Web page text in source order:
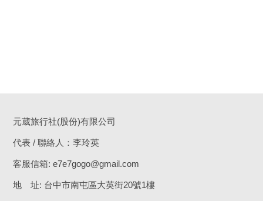
元葳旅行社(股份)有限公司
代表 / 聯絡人：李玲英
客服信箱:e7e7gogo@gmail.com
地 址: 台中市南屯區大英街20號1樓